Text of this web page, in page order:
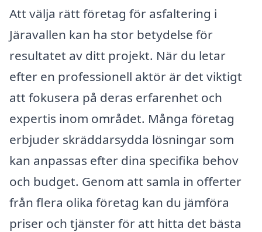
Att välja rätt företag för asfaltering i
Järavallen kan ha stor betydelse för
resultatet av ditt projekt. När du letar
efter en professionell aktör är det viktigt
att fokusera på deras erfarenhet och
expertis inom området. Många företag
erbjuder skräddarsydda lösningar som
kan anpassas efter dina specifika behov
och budget. Genom att samla in offerter
från flera olika företag kan du jämföra
priser och tjänster för att hitta det bästa